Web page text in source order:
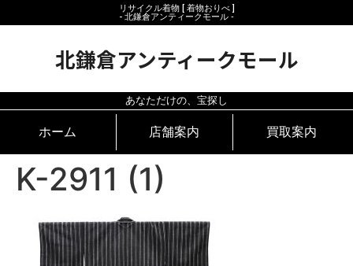
リサイクル着物 [ 着物おりべ ]
- 北鎌倉アンティークモール ‐
北鎌倉アンティークモール
あなただけの、宝探し
ホーム 店舗案内 買取案内
K-2911 (1)